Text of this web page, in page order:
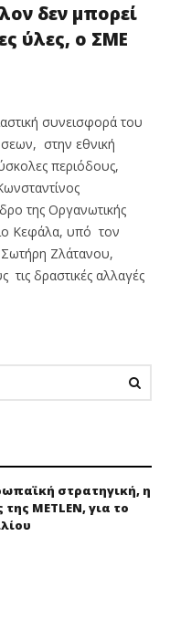
δεν μπορεί
ύλες, ο ΣΜΕ
συνεισφορά του
στην εθνική
περιόδους,
της Οργανωτικής
Κεφάλα, υπό τον
Ζλάτανου,
δραστικές αλλαγές
στρατηγική, η
METLEN, για το